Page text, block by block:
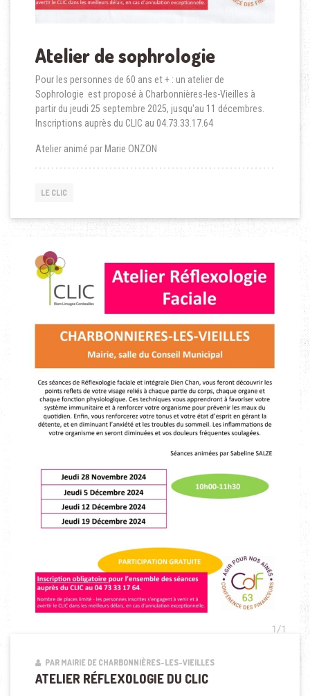
Atelier de sophrologie
Pour les personnes de 60 ans et + : un atelier de
Sophrologie est proposé à Charbonnières-les-Vieilles à
partir du jeudi 25 septembre 2025, jusqu'au 11 décembres.
Inscriptions auprès du CLIC au 04.73.33.17.64
Atelier animé par Marie ONZON
LE CLIC
PAR MAIRIE DE CHARBONNIÈRES-LES-VIEILLES
ATELIER RÉFLEXOLOGIE DU CLIC